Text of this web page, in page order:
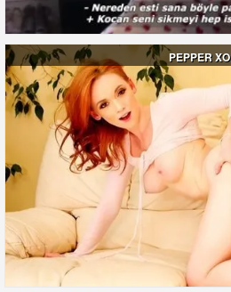
PEPPER XO